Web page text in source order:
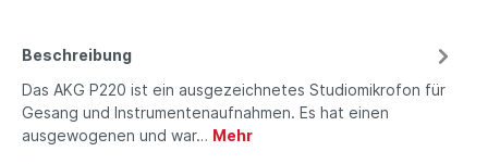
Beschreibung
Das AKG P220 ist ein ausgezeich­netes Studiomikrofon für
Gesang und Instrumentenaufnahmen. Es hat einen
ausgewogenen und war… Mehr